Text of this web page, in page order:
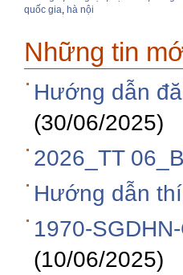
quốc gia, hà nội
Những tin
Hướng dẫn
(30/06/2025)
2026_TT
Hướng dẫn
1970-
(10/06/2025)